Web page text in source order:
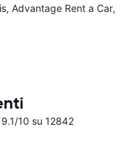
Advantage Rent a Car
10 su 12842